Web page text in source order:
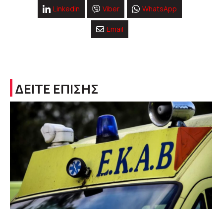
Linkedin Viber WhatsApp
Email
ΔΕΙΤΕ ΕΠΙΣΗΣ